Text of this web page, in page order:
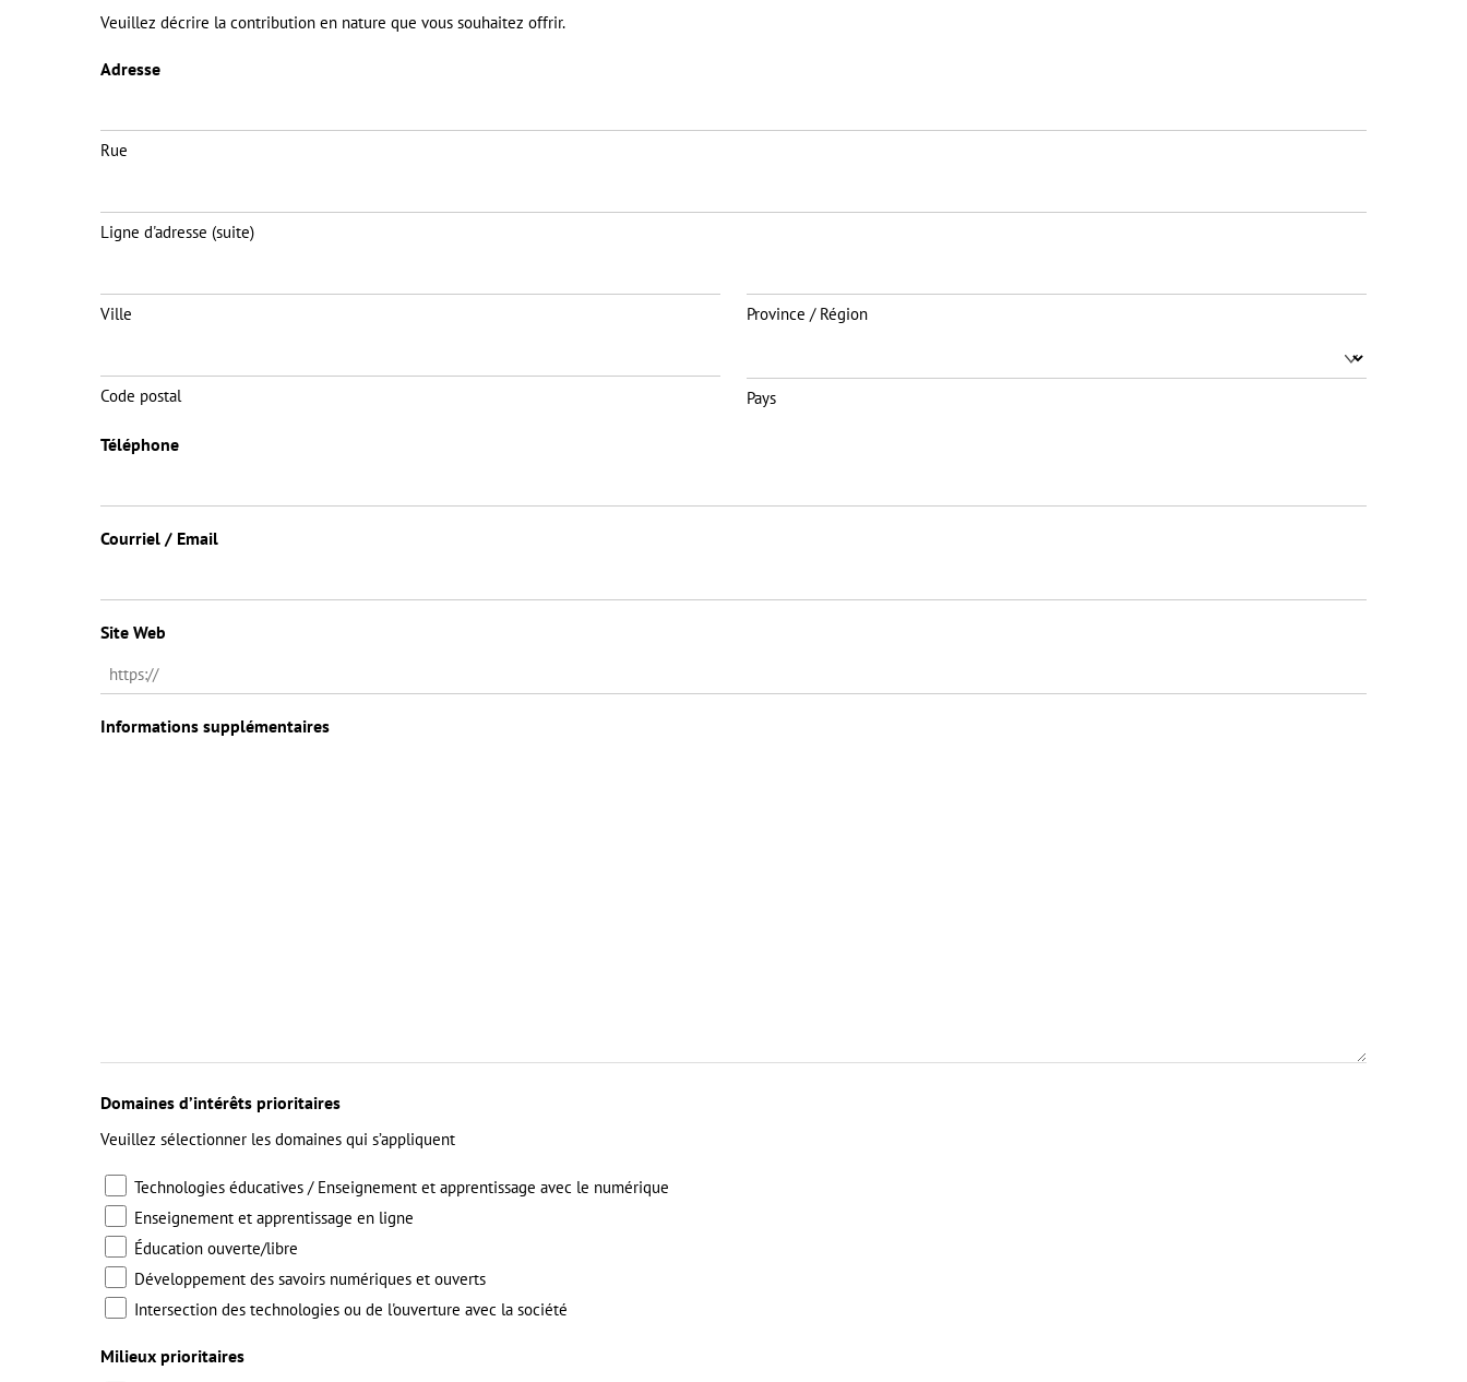
Veuillez décrire la contribution en nature que vous souhaitez offrir.
Adresse
Rue
Ligne d'adresse (suite)
Ville Province / Région
Code postal Pays
Téléphone
Courriel / Email
Site Web
Informations supplémentaires
Domaines d’intérêts prioritaires
Veuillez sélectionner les domaines qui s’appliquent
Technologies éducatives / Enseignement et apprentissage avec le numérique
Enseignement et apprentissage en ligne
Éducation ouverte/libre
Développement des savoirs numériques et ouverts
Intersection des technologies ou de l'ouverture avec la société
Milieux prioritaires